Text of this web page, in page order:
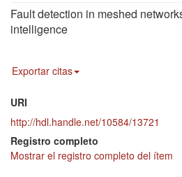
Fault detection in meshed
intelligence
Exportar citas
URI
http://hdl.handle.net/10584/13721
Registro completo
Mostrar el registro completo del ítem